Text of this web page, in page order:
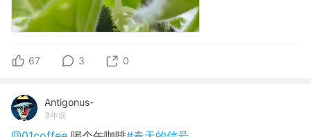
67 3 0
Antigonus-
3年前